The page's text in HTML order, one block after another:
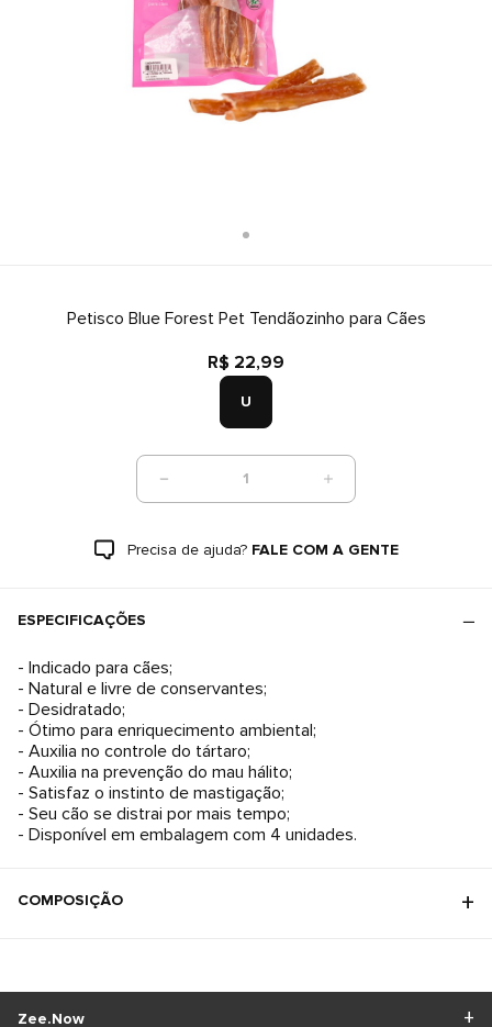
Petisco Blue Forest Pet Tendãozinho para Cães
R$ 22,99
U
1
Precisa de ajuda? FALE COM A GENTE
ESPECIFICAÇÕES
- Indicado para cães;
- Natural e livre de conservantes;
- Desidratado;
- Ótimo para enriquecimento ambiental;
- Auxilia no controle do tártaro;
- Auxilia na prevenção do mau hálito;
- Satisfaz o instinto de mastigação;
- Seu cão se distrai por mais tempo;
- Disponível em embalagem com 4 unidades.
COMPOSIÇÃO
Zee.Now